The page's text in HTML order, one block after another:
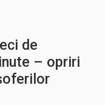
de
– opriri